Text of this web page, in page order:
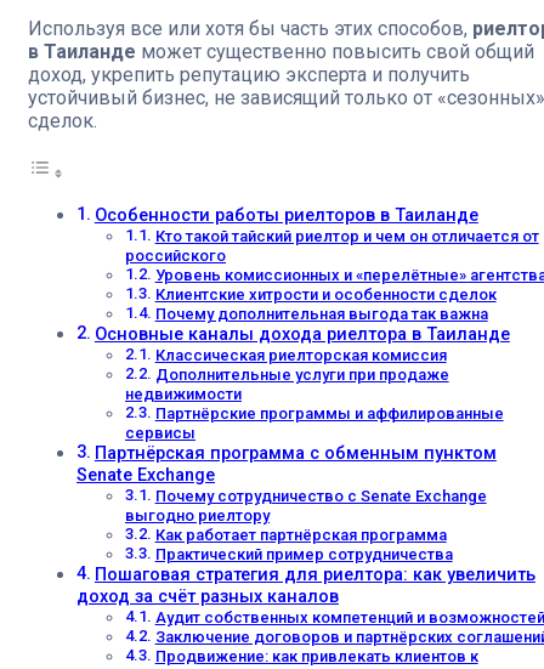
Используя все или хотя бы часть этих способов,
в Таиланде может существенно повысить свой общий
доход, укрепить репутацию эксперта и получить
устойчивый бизнес, не зависящий только от «сезонных»
сделок.
Особенности работы риелторов в Таиланде
Кто такой тайский риелтор и чем он отличается от
российского
Уровень комиссионных и «перелётные»
Клиентские хитрости и особенности сделок
Почему дополнительная выгода так важна
Основные каналы дохода риелтора в Таиланде
Классическая риелторская комиссия
Дополнительные услуги при продаже
недвижимости
Партнёрские программы и аффилированные
сервисы
Партнёрская программа с обменным пунктом
Senate Exchange
Почему сотрудничество с Senate Exchange
выгодно риелтору
Как работает партнёрская программа
Практический пример сотрудничества
Пошаговая стратегия для риелтора: как увеличить
доход за счёт разных каналов
Аудит собственных компетенций и возможностей
Заключение договоров и партнёрских
Продвижение: как привлекать клиентов к